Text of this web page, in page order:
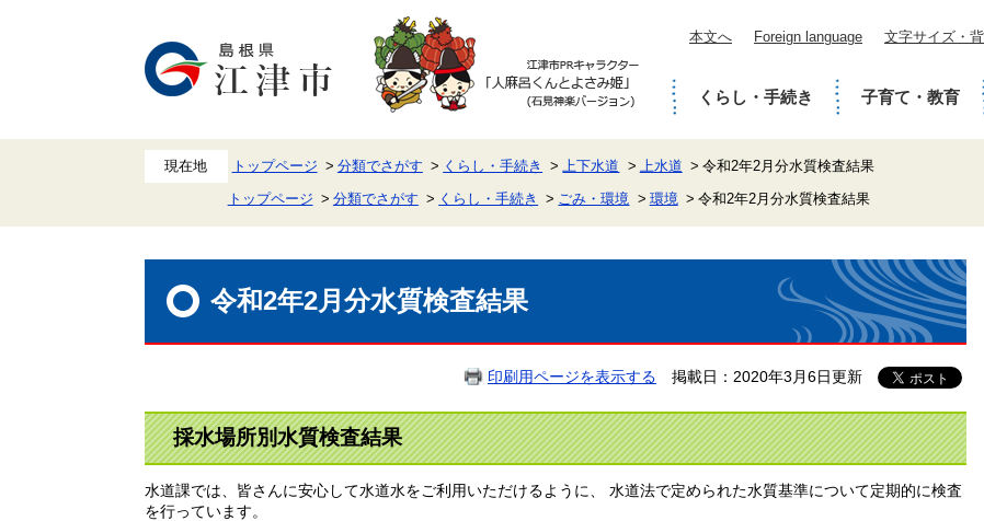
本文へ Foreign language 文字サイズ・
くらし・手続き 子育て・教育
トップページ 分類でさがす くらし・手続き 上下水道 上水道 令和2年2月分水質検査結果
トップページ 分類でさがす くらし・手続き ごみ・環境 環境 令和2年2月分水質検査結果
令和2年2月分水質検査結果
印刷用ページを表示する 掲載日：2020年3月6日更新
採水場所別水質検査結果
水道課では、皆さんに安心して水道水をご利用いただけるように、 水道法で定められた水質基準について定期的に検査
を行っています。